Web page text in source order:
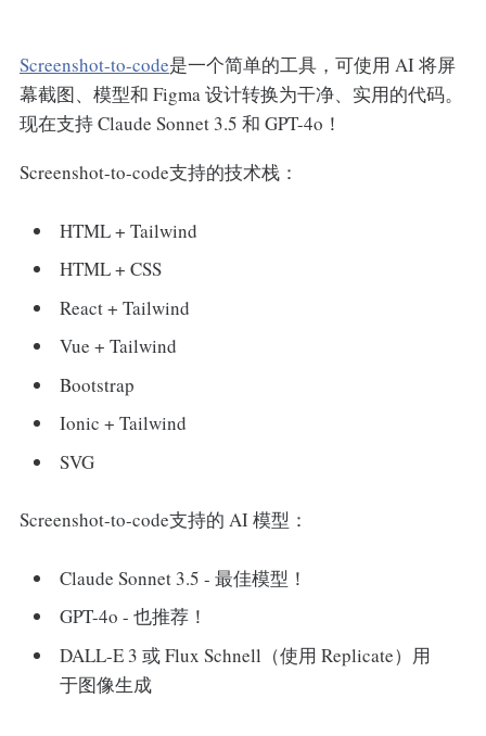
Screenshot-to-code是一个简单的工具，可使用 AI 将屏
幕截图、模型和 Figma 设计转换为干净、实用的代码。
现在支持 Claude Sonnet 3.5 和 GPT-4o！
Screenshot-to-code支持的技术栈：
HTML + Tailwind
HTML + CSS
React + Tailwind
Vue + Tailwind
Bootstrap
Ionic + Tailwind
SVG
Screenshot-to-code支持的 AI 模型：
Claude Sonnet 3.5 - 最佳模型！
GPT-4o - 也推荐！
DALL-E 3 或 Flux Schnell（使用 Replicate）用
于图像生成